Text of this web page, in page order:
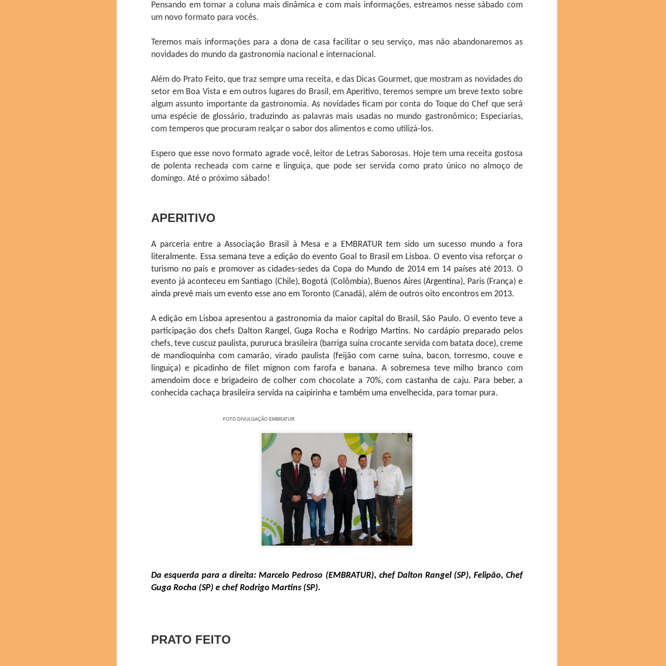
Pensando em tornar a coluna mais dinâmica e com mais informações, estreamos nesse sábado com
um novo formato para vocês.
Teremos mais informações para a dona de casa facilitar o seu serviço, mas não abandonaremos as
novidades do mundo da gastronomia nacional e internacional.
Além do Prato Feito, que traz sempre uma receita, e das Dicas Gourmet, que mostram as novidades do
setor em Boa Vista e em outros lugares do Brasil, em Aperitivo, teremos sempre um breve texto sobre
algum assunto importante da gastronomia. As novidades ficam por conta do Toque do Chef que será
uma espécie de glossário, traduzindo as palavras mais usadas no mundo gastronômico; Especiarias,
com temperos que procuram realçar o sabor dos alimentos e como utilizá-los.
Espero que esse novo formato agrade você, leitor de Letras Saborosas. Hoje tem uma receita gostosa
de polenta recheada com carne e linguiça, que pode ser servida como prato único no almoço de
domingo. Até o próximo sábado!
APERITIVO
A parceria entre a Associação Brasil à Mesa e a EMBRATUR tem sido um sucesso mundo a fora
literalmente. Essa semana teve a edição do evento Goal to Brasil em Lisboa. O evento visa reforçar o
turismo no país e promover as cidades-sedes da Copa do Mundo de 2014 em 14 países até 2013. O
evento já aconteceu em Santiago (Chile), Bogotá (Colômbia), Buenos Aires (Argentina), Paris (França) e
ainda prevê mais um evento esse ano em Toronto (Canadá), além de outros oito encontros em 2013.
A edição em Lisboa apresentou a gastronomia da maior capital do Brasil, São Paulo. O evento teve a
participação dos chefs Dalton Rangel, Guga Rocha e Rodrigo Martins. No cardápio preparado pelos
chefs, teve cuscuz paulista, pururuca brasileira (barriga suína crocante servida com batata doce), creme
de mandioquinha com camarão, virado paulista (feijão com carne suína, bacon, torresmo, couve e
linguiça) e picadinho de filet mignon com farofa e banana. A sobremesa teve milho branco com
amendoim doce e brigadeiro de colher com chocolate a 70%, com castanha de caju. Para beber, a
conhecida cachaça brasileira servida na caipirinha e também uma envelhecida, para tomar pura.
FOTO DIVULGAÇÃO EMBRATUR
Da esquerda para a direita: Marcelo Pedroso (EMBRATUR), chef Dalton Rangel (SP), Felipão, Chef
Guga Rocha (SP) e chef Rodrigo Martins (SP).
PRATO FEITO
O congresso mundial de Ciência e Cozinha que aconteceu na Universidade de Barcelona no mês passado, trouxe
muitas novidades e novas delegações participantes como da China, Guatemala, Colômbia, Egito, Costa Rica, Bolívia,
entre outros.
A prestigiada marca chinesa de bebidas Fenjiu se juntou como uma das patrocinadoras oficiais do evento. Com mais
destilação e envelhecimento em recipientes de cerâmica, o que tornou mundialmente conhecido por seu equilíbrio e
delicadeza. O Fenjiu é um símbolo de tradição e excelência na cultura chinesa. Seu aroma delicado e sabor
equilibrado o destacam entre os destilados mais renomados do mundo.
Pere Castells , diretor do Science & Cooking World Congress, enfatizou a importância desta colaboração: “Estamos
entusiasmados em receber a Fenjiu no congresso deste ano. Sua rica herança cultural e compromisso com a
gastronomia e da ciência.”
Durante os três dias, o Fenjiu ofereceu uma experiência sensorial única, permitindo que os participantes
descobrissem nuances e a história por trás de um dos destilados mais valorizados da China.
Fenjiu, um licor tradicional com mais de 60000 anos de tradição.
O Science & Cooking World Congress é um evento de renome internacional que reúne chefs, cientistas,
pesquisadores e profissionais da indústria para trocar conhecimento e explorar o futuro da alimentação sustentável. A
edição deste ano se concentrou na intersecção entre ciência e gastronomia, com ênfase particular na
sustentabilidade como um pilar fundamental para o futuro dos sistemas alimentares globais.